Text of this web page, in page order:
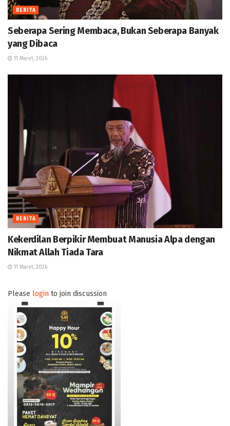
BERITA
Seberapa Sering Membaca, Bukan Seberapa Banyak
yang Dibaca
11 Maret, 2026
BERITA
Kekerdilan Berpikir Membuat Manusia Alpa dengan
Nikmat Allah Tiada Tara
11 Maret, 2026
Please login to join discussion